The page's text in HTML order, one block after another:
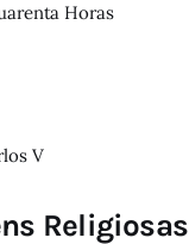
Horas
V
Religiosas